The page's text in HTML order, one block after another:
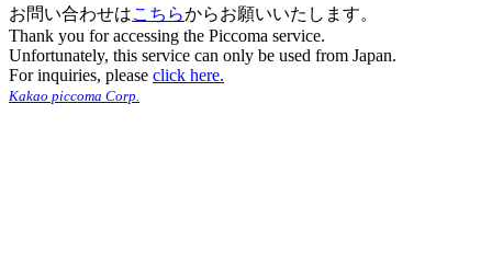
お問い合わせはこちらからお願いいたします。
Thank you for accessing the Piccoma service.
Unfortunately, this service can only be used from Japan.
For inquiries, please click here.
Kakao piccoma Corp.